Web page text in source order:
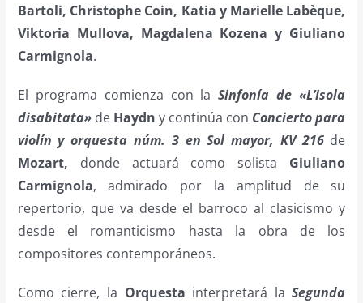
Bartoli, Christophe Coin, Katia y Marielle Labèque,
Viktoria Mullova, Magdalena Kozena y Giuliano
Carmignola.
El programa comienza con laSinfonía de «L’isola
disabitata»de Haydn y continúa con Concierto para
violín y orquesta núm. 3 en Sol mayor, KV 216de
Mozart, donde actuará como solista Giuliano
Carmignola, admirado por la amplitud de su
repertorio, que va desde el barroco al clasicismo y
desde el romanticismo hasta la obra de los
compositores contemporáneos.
Como cierre, la Orquesta interpretará laSegunda